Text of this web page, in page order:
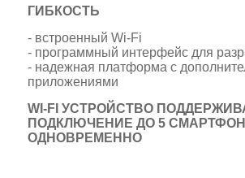
ГИБКОСТЬ
- встроенный Wi-Fi
- программный интерфейс для
- надежная платформа с
приложениями
WI-FI УСТРОЙСТВО
ПОДКЛЮЧЕНИЕ ДО 5
ОДНОВРЕМЕННО